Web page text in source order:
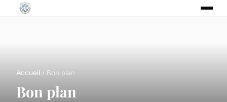
Accueil › Bon plan
Bon plan